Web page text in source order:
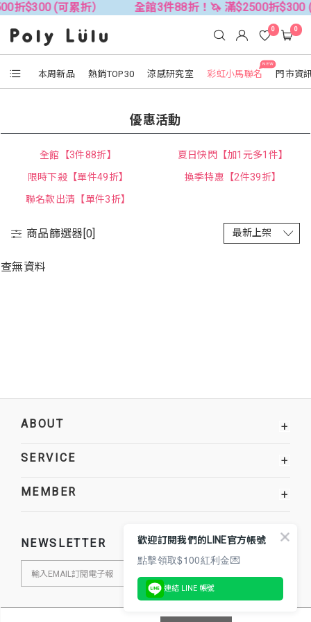
折$300 (可累折） 全館3件88折！🦄 滿$2500折$300
本周新品 熱銷TOP30 涼感研究室
NEW
彩虹小馬聯名 門市資
0 0
優惠活動
全館【3件88折】
夏日快閃【加1元多1件】
限時下殺【單件49折】
換季特惠【2件39折】
聯名款出清【單件3折】
商品篩選器[0]
查無資料
ABOUT +
SERVICE +
MEMBER +
NEWSLETTER 歡迎訂閱我們的LINE官方帳號
點擊領取$100紅利金💌
連結 LINE 帳號